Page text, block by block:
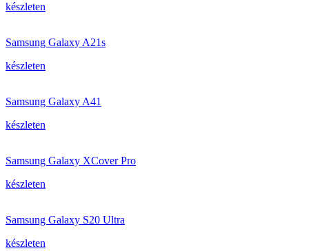
készleten
Samsung Galaxy A21s
készleten
Samsung Galaxy A41
készleten
Samsung Galaxy XCover Pro
készleten
Samsung Galaxy S20 Ultra
készleten